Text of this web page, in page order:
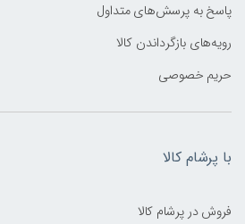
پاسخ به پرسش‌های متداول
رویه‌های بازگرداندن کالا
حریم خصوصی
با پرشام کالا
فروش در پرشام کالا